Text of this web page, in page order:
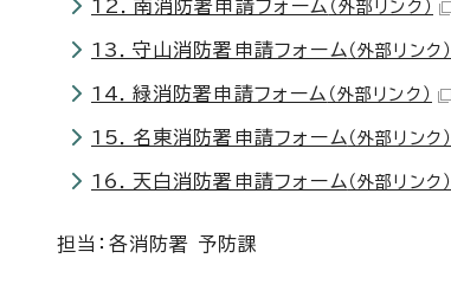
12．南消防署申請フォーム （外部リンク）
13．守山消防署申請フォーム （外部リンク）
14．緑消防署申請フォーム （外部リンク）
15．名東消防署申請フォーム （外部リンク）
16．天白消防署申請フォーム （外部リンク）
担当：各消防署 予防課